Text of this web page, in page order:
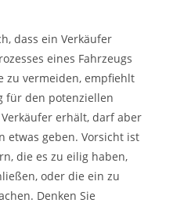
dass ein Verkäufer
eines Fahrzeugs
zu vermeiden, empfiehlt
für den potenziellen
erhält, darf aber
etwas geben. Vorsicht ist
die es zu eilig haben,
oder die ein zu
Denken Sie